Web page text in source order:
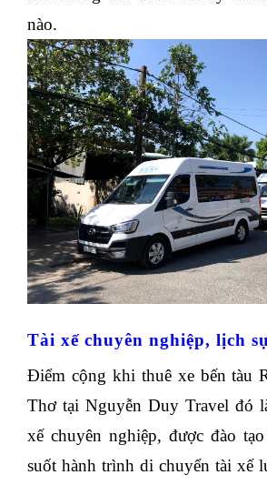
nào.
Tài xế chuyên nghiệp, lịch
Điểm cộng khi thuê xe bến tàu
Thơ tại Nguyễn Duy Travel đó
xế chuyên nghiệp, được đào
suốt hành trình di chuyển tài xế